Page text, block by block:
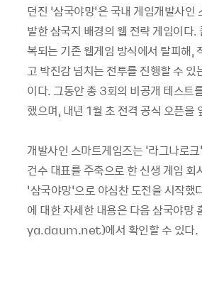
던진 ‘삼국야망’은 국내 게임개발사인
발한 삼국지 배경의 웹 전략 게임이다.
복되는 기존 웹게임 방식에서 탈피해,
고 박진감 넘치는 전투를 진행할 수 있
이다. 그동안 총 3회의 비공개 테스트
했으며, 내년 1월 초 전격 공식 오픈을
개발사인 스마트게임즈는 '라그나로
건수 대표를 주축으로 한 신생 게임 회
‘삼국야망’으로 야심찬 도전을 시작했
에 대한 자세한 내용은 다음 삼국야
ya.daum.net)에서 확인할 수 있다.